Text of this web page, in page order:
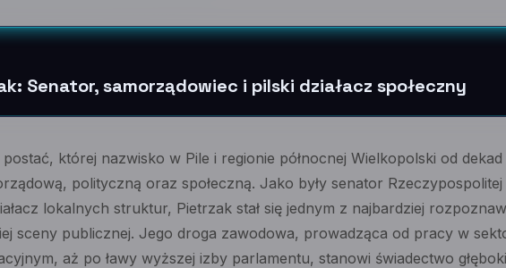
Senator, samorządowiec i pilski działacz społeczny
postać, której nazwisko w Pile i regionie północnej Wielkopolski od
polityczną oraz społeczną. Jako były senator Rzeczypospolitej
lokalnych struktur, Pietrzak stał się jednym z najbardziej
sceny publicznej. Jego droga zawodowa, prowadząca od pracy w
aż po ławy wyższej izby parlamentu, stanowi świadectwo